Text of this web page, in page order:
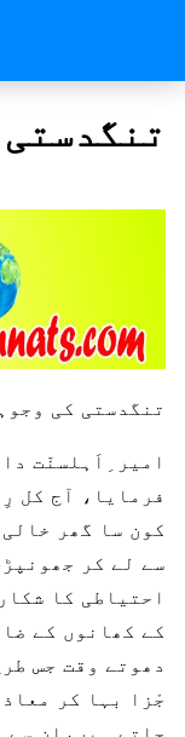
تنگدستی کی
امیر ِاَہلسنّت
فرمایا، آج کل
کون سا گھر
سے لے کر
احتیاطی کا
کے کھانوں کے
دھوتے وقت جس
جْزا بہا کر
جاتے ہیں،ان سے